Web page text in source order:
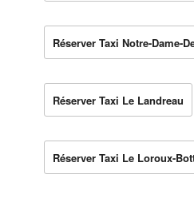
Réserver Taxi Notre-Dame-
Réserver Taxi Le Landreau
Réserver Taxi Le Loroux-